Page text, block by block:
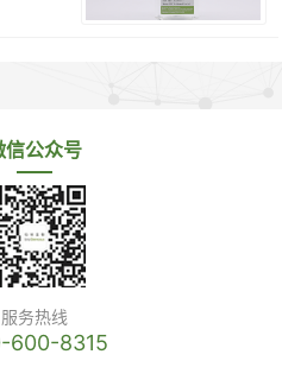
信公众号
服务热线
600-8315